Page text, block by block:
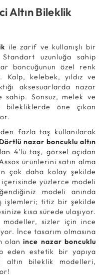
Altın Bileklik
ile zarif ve kullanışlı bir
uzunluğa sahip
boncuğunun özel renk
Kalp, kelebek, yıldız ve
aksesuarlarda nazar
Sonsuz, melek ve
bilekliklerde öne çıkan
fazla taş kullanılarak
Dörtlü nazar boncuklu altın
4’lü taş, görsel açıdan
ürünlerini satın alma
çok daha kolay şekilde
içerisinde yüzlerce modeli
modeli anında
işlemleri; titiz bir şekilde
kısa sürede ulaşıyor.
modeller, sizler için ince
İnce tasarım olmasına
olanince nazar boncuklu
eden estetik bir yapıya
altın bileklik modelleri,